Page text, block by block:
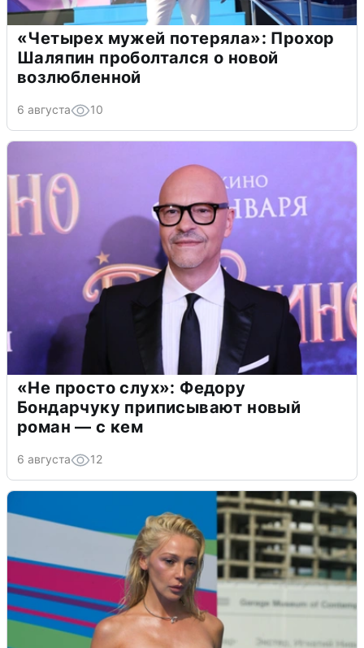
«Четырех мужей потеряла»: Прохор
Шаляпин проболтался о новой
возлюбленной
6 августа 10
«Не просто слух»: Федору
Бондарчуку приписывают новый
роман — с кем
6 августа 12